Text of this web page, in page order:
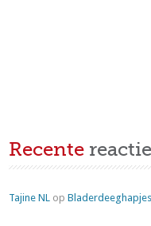
Recente
Tajine NL op